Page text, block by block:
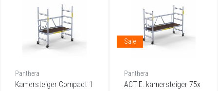
Panthera
Kamersteiger Compact 1
Sale
Panthera
ACTIE: kamersteiger 75x